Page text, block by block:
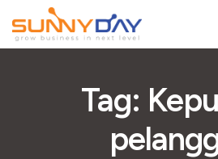
Tag: